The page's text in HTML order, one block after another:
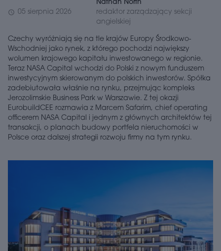
schedule 05 sierpnia 2026
Nathan North
redaktor zarządzający sekcji
angielskiej
Czechy wyróżniają się na tle krajów Europy Środkowo-
Wschodniej jako rynek, z którego pochodzi największy
wolumen krajowego kapitału inwestowanego w regionie.
Teraz NASA Capital wchodzi do Polski z nowym funduszem
inwestycyjnym skierowanym do polskich inwestorów. Spółka
zadebiutowała właśnie na rynku, przejmując kompleks
Jerozolimskie Business Park w Warszawie. Z tej okazji
EurobuildCEE rozmawia z Marcem Safarim, chief operating
officerem NASA Capital i jednym z głównych architektów tej
transakcji, o planach budowy portfela nieruchomości w
Polsce oraz dalszej strategii rozwoju firmy na tym rynku.